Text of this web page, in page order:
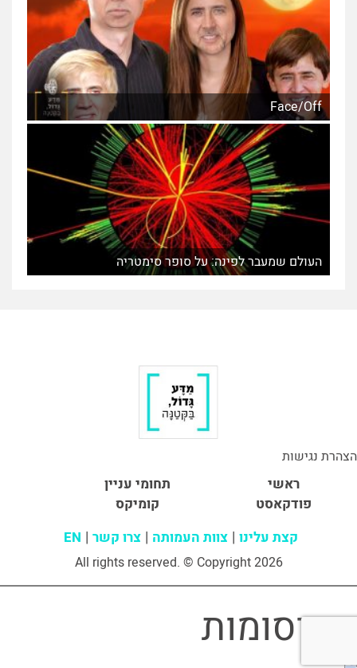
Face/Off
העולם שמעבר לפינה: על סופר סימטריה
הצהרת נגישות
ראשי
תחומי עניין
פודקאסט
קומיקס
קצת עלינו צוות העמותה צרו קשר EN
All rights reserved. © Copyright 2026
פרסומות